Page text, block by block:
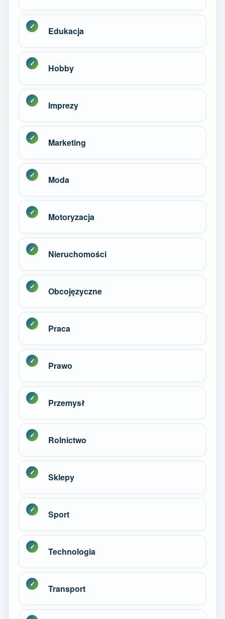
Edukacja
Hobby
Imprezy
Marketing
Moda
Motoryzacja
Nieruchomości
Obcojęzyczne
Praca
Prawo
Przemysł
Rolnictwo
Sklepy
Sport
Technologia
Transport